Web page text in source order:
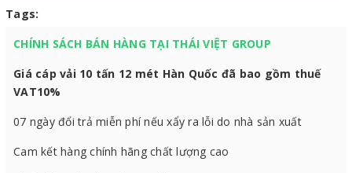
Tags:
CHÍNH SÁCH BÁN HÀNG TẠI THÁI VIỆT GROUP
Giá cáp vải 10 tấn 12 mét Hàn Quốc đã bao gồm thuế
VAT10%
07 ngày đổi trả miễn phí nếu xẩy ra lỗi do nhà sản xuất
Cam kết hàng chính hãng chất lượng cao